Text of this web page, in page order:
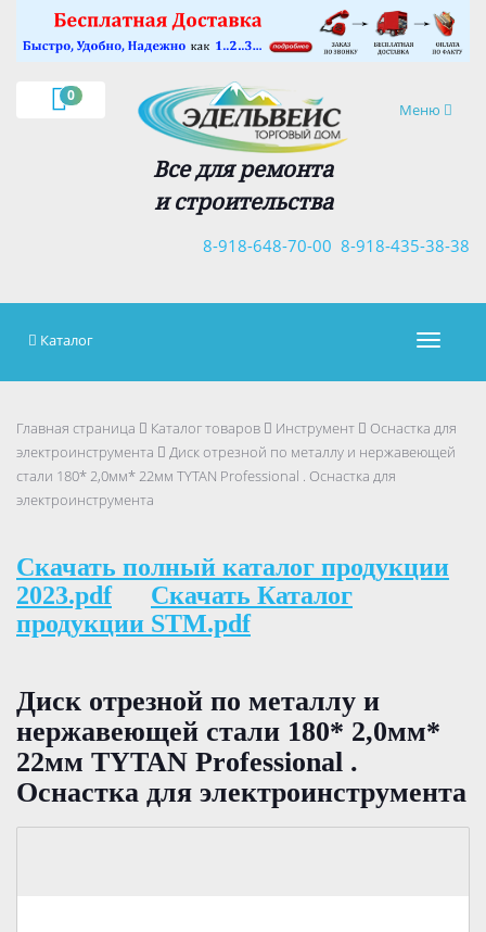
0
Навигация
Меню
Все для ремонта
и строительства
8-918-435-38-38
8-918-648-70-00
×
Каталог
Главная страница Каталог товаров Инструмент
Оснастка для
электроинструмента
Диск отрезной по металлу и нержавеющей
стали 180* 2,0мм* 22мм TYTAN Professional . Оснастка для
электроинструмента
Скачать полный каталог продукции
2023.pdf
Скачать Каталог
продукции STM.pdf
Диск отрезной по металлу и
нержавеющей стали 180* 2,0мм*
22мм TYTAN Professional .
Оснастка для электроинструмента